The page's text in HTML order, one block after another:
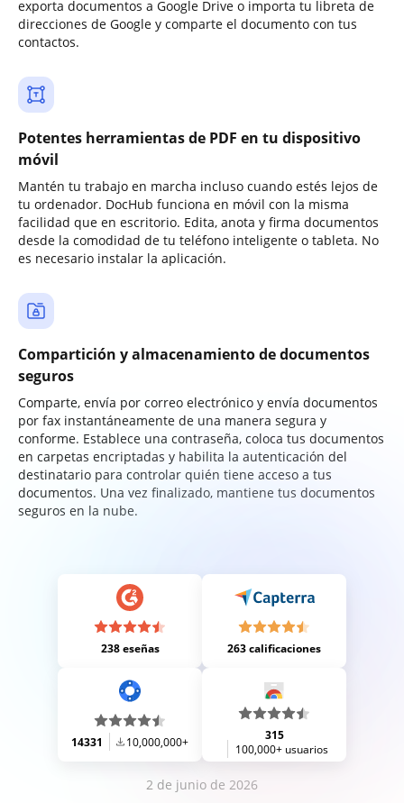
exporta documentos a Google Drive o importa tu libreta de
direcciones de Google y comparte el documento con tus
contactos.
Potentes herramientas de PDF en tu dispositivo
móvil
Mantén tu trabajo en marcha incluso cuando estés lejos de
tu ordenador. DocHub funciona en móvil con la misma
facilidad que en escritorio. Edita, anota y firma documentos
desde la comodidad de tu teléfono inteligente o tableta. No
es necesario instalar la aplicación.
Compartición y almacenamiento de documentos
seguros
Comparte, envía por correo electrónico y envía documentos
por fax instantáneamente de una manera segura y
conforme. Establece una contraseña, coloca tus documentos
en carpetas encriptadas y habilita la autenticación del
destinatario para controlar quién tiene acceso a tus
documentos. Una vez finalizado, mantiene tus documentos
seguros en la nube.
238 eseñas 263 calificaciones
14331 10,000,000+
315
100,000+ usuarios
2 de junio de 2026